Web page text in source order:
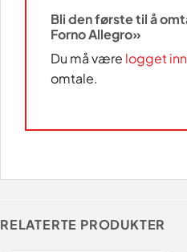
Bli den første til å
Forno Allegro»
Du må være logget inn
omtale.
RELATERTE PRODUKTER